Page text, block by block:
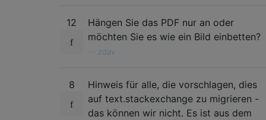
12
Hängen Sie das PDF nur an oder
möchten Sie es wie ein Bild einbetten?
zdav
8
Hinweis für alle, die vorschlagen, dies
auf text.stackexchange zu migrieren -
das können wir nicht. Es ist aus dem